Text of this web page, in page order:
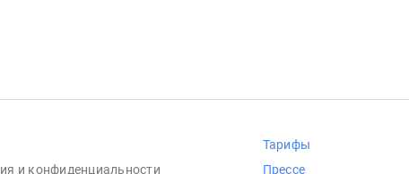
и конфиденциальности
Тарифы
Прессе